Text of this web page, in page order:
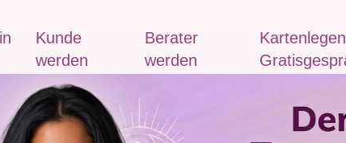
Kunde
werden
Berater
werden
Kartenlegen